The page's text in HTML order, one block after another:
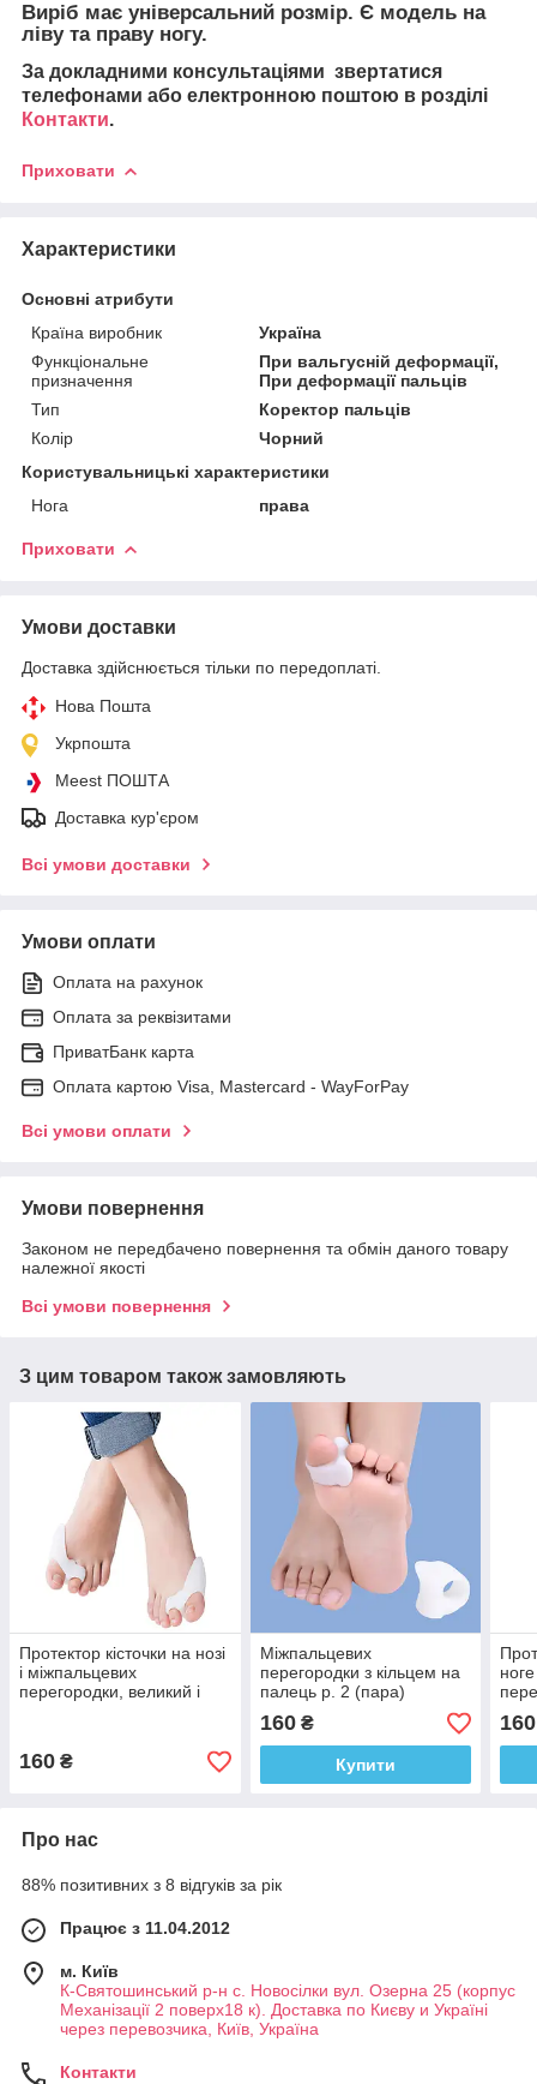
Виріб має універсальний розмір. Є модель на
ліву та праву ногу.
За докладними консультаціями звертатися
телефонами або електронною поштою в розділі
Контакти.
Приховати
Характеристики
Основні атрибути
Країна виробник
Україна
Функціональне
призначення
При вальгусній деформації,
При деформації пальців
Тип
Коректор пальців
Колір
Чорний
Користувальницькі характеристики
Нога
права
Приховати
Умови доставки
Доставка здійснюється тільки по передоплаті.
Нова Пошта
Укрпошта
Meest ПОШТА
Доставка кур'єром
Всі умови доставки
Умови оплати
Оплата на рахунок
Оплата за реквізитами
ПриватБанк карта
Оплата картою Visa, Mastercard - WayForPay
Всі умови оплати
Умови повернення
Законом не передбачено повернення та обмін даного товару
належної якості
Всі умови повернення
З цим товаром також замовляють
Протектор кісточки на нозі
і міжпальцевих
перегородки, великий і
160 ₴
Міжпальцевих
перегородки з кільцем на
палець р. 2 (пара)
160₴
Купити
160
Про нас
88% позитивних з 8 відгуків за рік
Працює з 11.04.2012
м. Київ
К-Святошинський р-н с. Новосілки вул. Озерна 25 (корпус
Механізації 2 поверх18 к). Доставка по Києву и Україні
через перевозчика, Київ, Україна
Контакти